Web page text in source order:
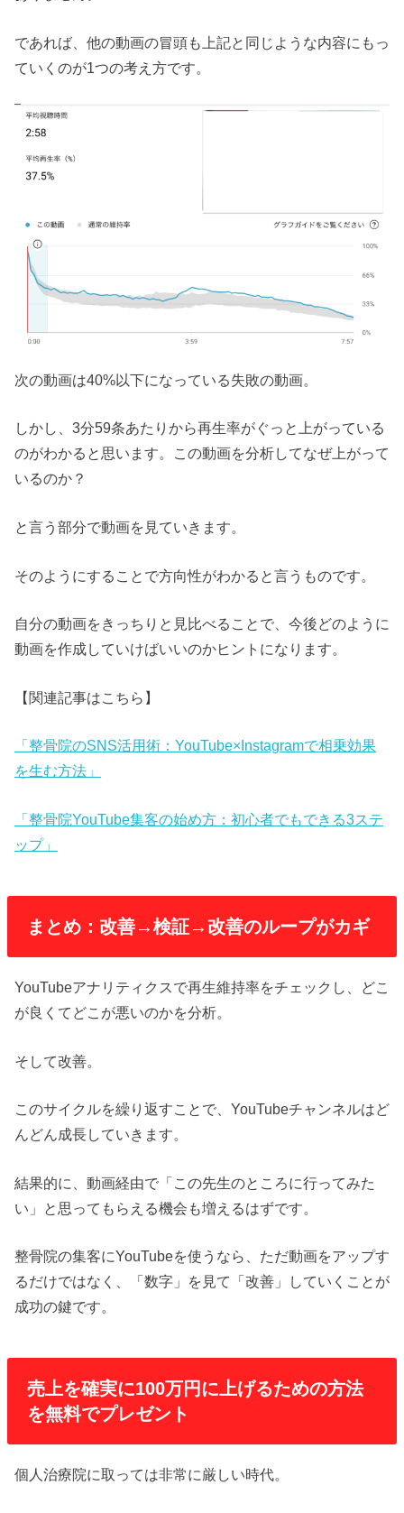
であれば、他の動画の冒頭も上記と同じような内容にもっ
ていくのが1つの考え方です。
次の動画は40%以下になっている失敗の動画。
しかし、3分59条あたりから再生率がぐっと上がっている
のがわかると思います。この動画を分析してなぜ上がって
いるのか？
と言う部分で動画を見ていきます。
そのようにすることで方向性がわかると言うものです。
自分の動画をきっちりと見比べることで、今後どのように
動画を作成していけばいいのかヒントになります。
【関連記事はこちら】
「整骨院のSNS活用術：YouTube×Instagramで相乗効果
を生む方法」
「整骨院YouTube集客の始め方：初心者でもできる3ステ
ップ」
まとめ：改善→検証→改善のループがカギ
YouTubeアナリティクスで再生維持率をチェックし、どこ
が良くてどこが悪いのかを分析。
そして改善。
このサイクルを繰り返すことで、YouTubeチャンネルはど
んどん成長していきます。
結果的に、動画経由で「この先生のところに行ってみた
い」と思ってもらえる機会も増えるはずです。
整骨院の集客にYouTubeを使うなら、ただ動画をアップす
るだけではなく、「数字」を見て「改善」していくことが
成功の鍵です。
売上を確実に100万円に上げるための方法
を無料でプレゼント
個人治療院に取っては非常に厳しい時代。